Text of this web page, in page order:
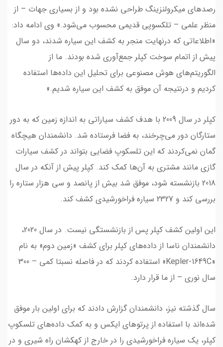
رصدهای میکرولنزینگ طراحی نشده بود و از بسیاری جهات – از
منظر علمی – تلکسوپی قدیمی محسوب می‌شود.» وی ادامه داد:
«اطلاعاتی که درنهایت منجر به کشف این سیاره شدند، دو سال
پیش از اتمام سوخت کپلر جمع‌آوری شده بودند. ما از
الگوریتم‌های هوش مصنوعی برای تحلیل این داده‌ها استفاده
کردیم و درنتیجه آن موفق به کشف این سیاره شدیم.»
کپلر در سال 2009 با هدف کشف سیاراتی به اندازه زمین که به دور
ستارگان دور می‌چرخند، به فضا فرستاده شد. دانشمندان هیچگاه
گمان نمی‌کردند که این تلسکوپ فضایی بتواند در کشف سیارات
گازی مانند مشتری به آن‌ها کمک کند. کپلر پیش از آنکه در سال
2018 بازنشسته شود، موفق شد بیش از پانصد و سی هزار ستاره را
بررسی کند و 2327 سیاره فراخورشیدی کشف کند.
این اولین کشف کپلر پس از بازنشستگی نیست. در سال 2020،
دانشمندان ناسا از داده‌های کپلر برای کشف «زمین دوم» به نام
«Kepler-1649C» استفاده کردند که در فاصله نسبتا کمی – 300
سال نوری – از ما قرار دارد.
سال گذشته نیز، دانشمندان گزارش دادند که برای اولین بار موفق
شده‌اند با استفاده از پرتوهای ایکس و به کمک داده‌های تلسکوپ
کپلر، یک سیاره فراخورشیدی را در خارج از کهکشان راه شیری و در